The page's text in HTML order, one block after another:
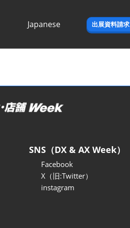
Japanese
出展資料請求
SNS（DX & AX Week）
Facebook
X（旧:Twitter）
instagram